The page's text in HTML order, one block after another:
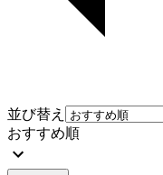
並び替え
おすすめ順